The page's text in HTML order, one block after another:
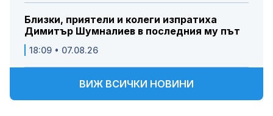
Близки, приятели и колеги изпратиха
Димитър Шумналиев в последния му път
18:09 • 07.08.26
ВИЖ ВСИЧКИ НОВИНИ